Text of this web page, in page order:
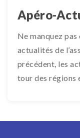
Apéro-
Ne manquez
actualités de
précédent, les
tour des régions